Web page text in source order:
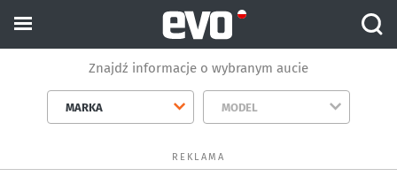
Znajdź informacje o wybranym aucie
MARKA MODEL
REKLAMA